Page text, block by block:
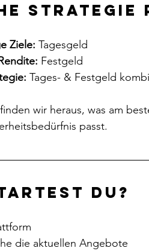
Strategie
Ziele: Tagesgeld
Festgeld
Tages- & Festgeld
wir heraus, was am
passt.
du?
die aktuellen Angebote